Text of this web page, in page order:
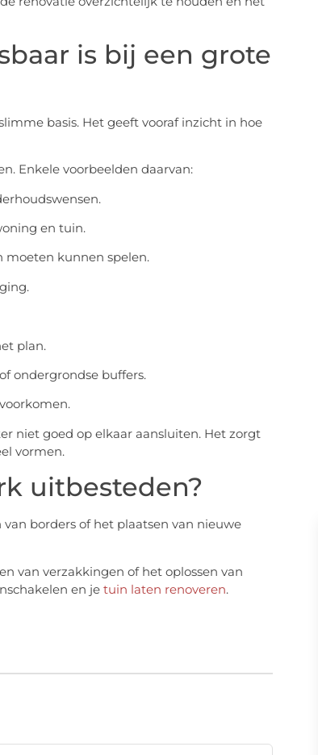
is bij een grote
basis. Het geeft vooraf inzicht in hoe
Enkele voorbeelden daarvan:
en tuin.
kunnen spelen.
plan.
ondergrondse buffers.
niet goed op elkaar aansluiten. Het zorgt
vormen.
uitbesteden?
borders of het plaatsen van nieuwe
van verzakkingen of het oplossen van
en je tuin laten renoveren.